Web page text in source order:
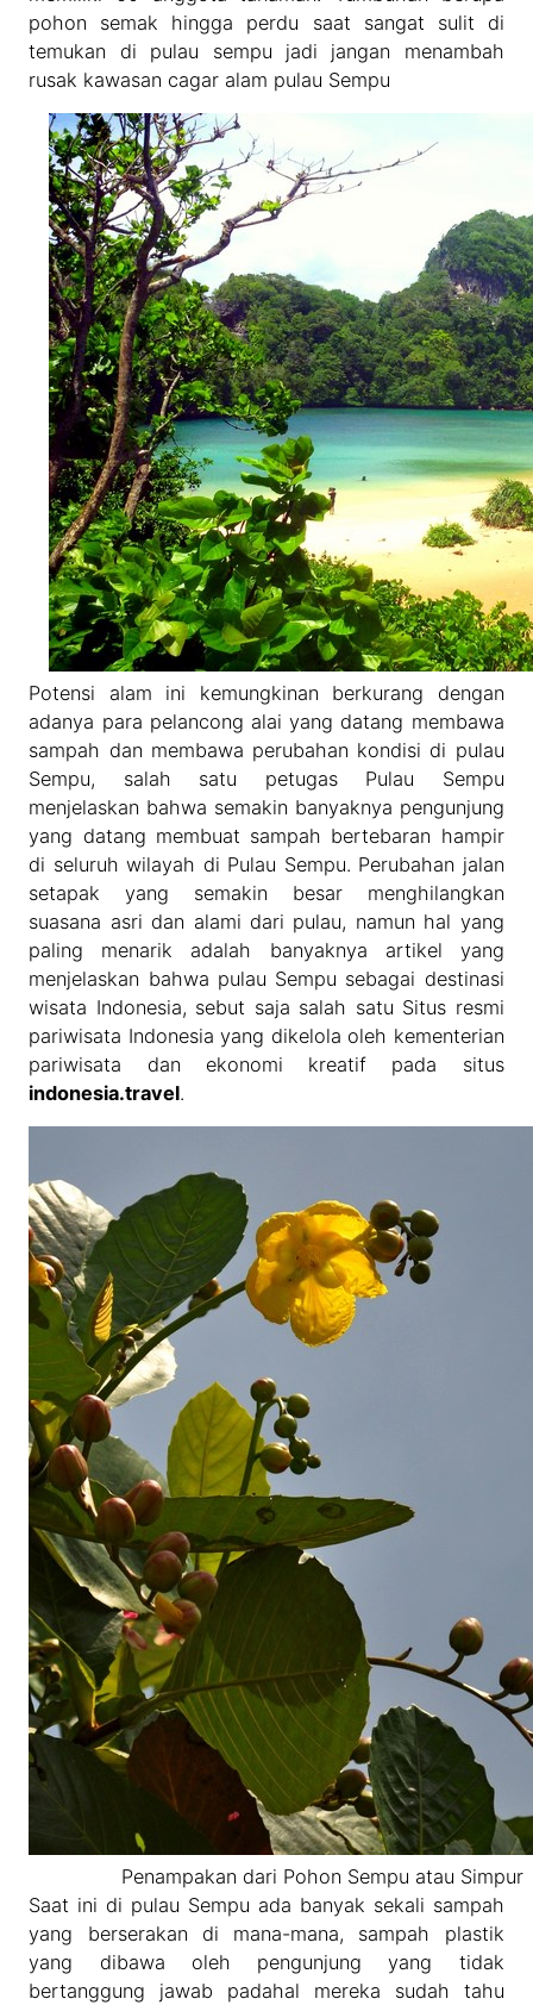
pohon semak hingga perdu saat sangat sulit di
temukan di pulau sempu jadi jangan menambah
rusak kawasan cagar alam pulau Sempu
Potensi alam ini kemungkinan berkurang dengan
adanya para pelancong alai yang datang membawa
sampah dan membawa perubahan kondisi di pulau
Sempu, salah satu petugas Pulau Sempu
menjelaskan bahwa semakin banyaknya pengunjung
yang datang membuat sampah bertebaran hampir
di seluruh wilayah di Pulau Sempu. Perubahan jalan
setapak yang semakin besar menghilangkan
suasana asri dan alami dari pulau, namun hal yang
paling menarik adalah banyaknya artikel yang
menjelaskan bahwa pulau Sempu sebagai destinasi
wisata Indonesia, sebut saja salah satu Situs resmi
pariwisata Indonesia yang dikelola oleh kementerian
pariwisata dan ekonomi kreatif pada situs
indonesia.travel.
Penampakan dari Pohon Sempu atau Simpur
Saat ini di pulau Sempu ada banyak sekali sampah
yang berserakan di mana-mana, sampah plastik
yang dibawa oleh pengunjung yang tidak
bertanggung jawab padahal mereka sudah tahu